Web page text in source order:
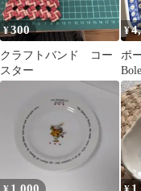
¥300
クラフトバンド コー
スター
¥
ポ